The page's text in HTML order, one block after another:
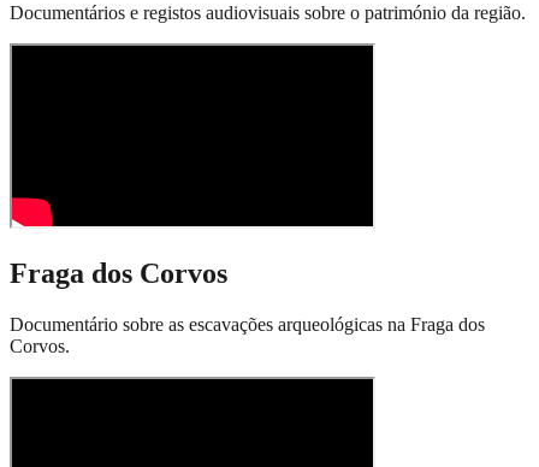
Documentários e registos audiovisuais sobre o património da região.
Fraga dos Corvos
Documentário sobre as escavações arqueológicas na Fraga dos
Corvos.